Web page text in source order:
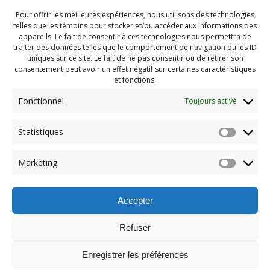
Pour offrir les meilleures expériences, nous utilisons des technologies
telles que les témoins pour stocker et/ou accéder aux informations des
appareils. Le fait de consentir à ces technologies nous permettra de
traiter des données telles que le comportement de navigation ou les ID
uniques sur ce site. Le fait de ne pas consentir ou de retirer son
consentement peut avoir un effet négatif sur certaines caractéristiques
et fonctions.
Fonctionnel Toujours activé
Statistiques
Marketing
Accepter
Refuser
Enregistrer les préférences
Navigation
de
l'article
Previous
Atelier horreur 2022 (37)
© 2026 Maison des Jeunes de Boucherville.